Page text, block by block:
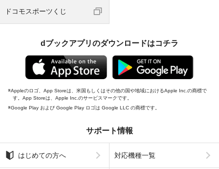
ドコモスポーツくじ
dブックアプリのダウンロードはコチラ
Appleのロゴ、App Storeは、米国もしくはその他の国や地域におけるApple Inc.の商標で
す。App Storeは、Apple Inc.のサービスマークです。
Google Play および Google Play ロゴは Google LLC の商標です。
サポート情報
はじめての方へ 対応機種一覧